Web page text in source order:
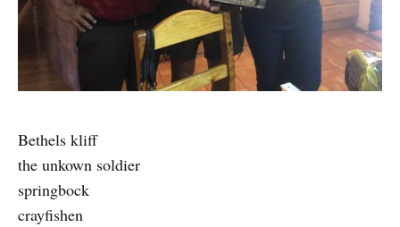
Bethels kliff
the unkown soldier
springbock
crayfishen